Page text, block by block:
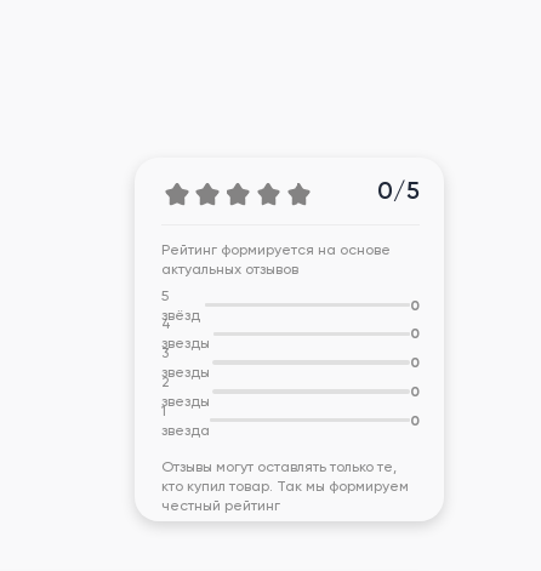
0/5
Рейтинг формируется на основе
актуальных отзывов
5
звёзд
0
4
звезды
0
3
звезды
0
2
звезды
0
1
звезда
0
Отзывы могут оставлять только те,
кто купил товар. Так мы формируем
честный рейтинг